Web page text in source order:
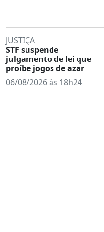
JUSTIÇA
STF suspende
julgamento de lei que
proíbe jogos de azar
06/08/2026 às 18h24